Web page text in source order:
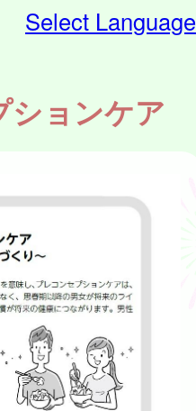
Select Language
ションケア